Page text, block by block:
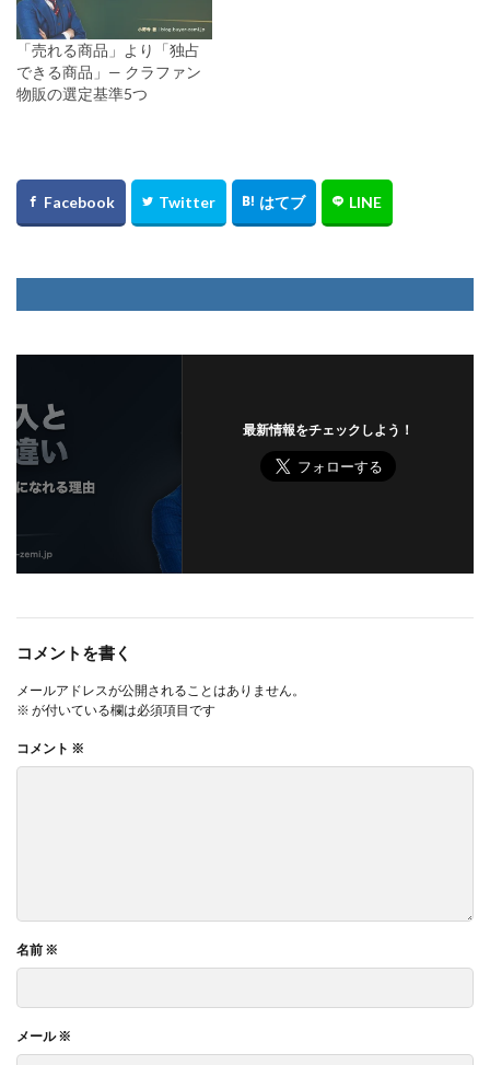
「売れる商品」より「独占
できる商品」— クラファン
物販の選定基準5つ
最新情報をチェックしよう！
コメントを書く
メールアドレスが公開されることはありません。
※ が付いている欄は必須項目です
コメント ※
名前 ※
メール※